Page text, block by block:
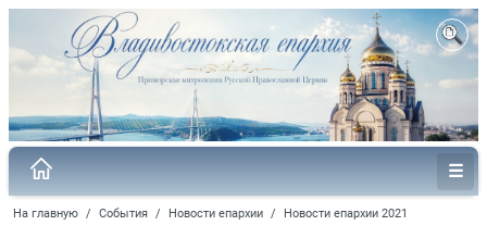
На главную / События / Новости епархии / Новости епархии 2021